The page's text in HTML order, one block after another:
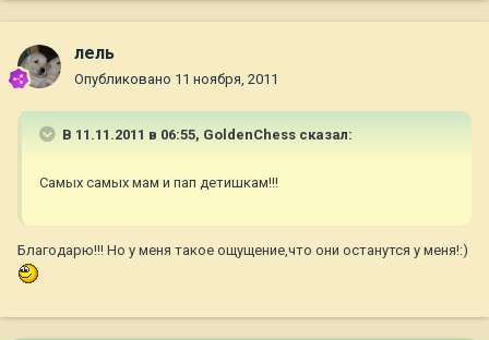
лель
Опубликовано 11 ноября, 2011
В 11.11.2011 в 06:55, GoldenChess сказал:
Самых самых мам и пап детишкам!!!
Благодарю!!! Но у меня такое ощущение,что они останутся у меня!:)